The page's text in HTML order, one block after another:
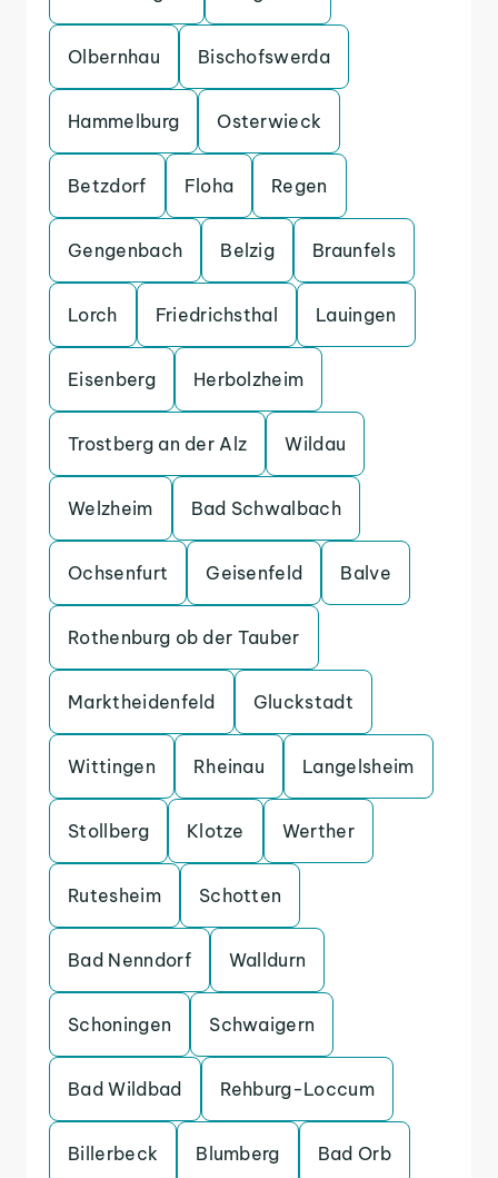
Olbernhau Bischofswerda
Hammelburg Osterwieck
Betzdorf Floha Regen
Gengenbach Belzig Braunfels
Lorch Friedrichsthal Lauingen
Eisenberg Herbolzheim
Trostberg an der Alz Wildau
Welzheim Bad Schwalbach
Ochsenfurt Geisenfeld Balve
Rothenburg ob der Tauber
Marktheidenfeld Gluckstadt
Wittingen Rheinau Langelsheim
Stollberg Klotze Werther
Rutesheim Schotten
Bad Nenndorf Walldurn
Schoningen Schwaigern
Bad Wildbad Rehburg-Loccum
Billerbeck Blumberg Bad Orb